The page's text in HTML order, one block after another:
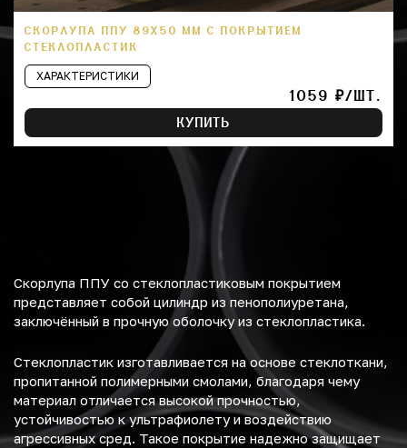
СКОРЛУПА ППУ 89Х50 ММ С ПОКРЫТИЕМ
СТЕКЛОПЛАСТИК
ХАРАКТЕРИСТИКИ
1059 ₽/ШТ.
КУПИТЬ
Скорлупа ППУ со стеклопластиковым покрытием
представляет собой цилиндр из пенополиуретана,
заключённый в прочную оболочку из стеклопластика.
Стеклопластик изготавливается на основе стеклоткани,
пропитанной полимерными смолами, благодаря чему
материал отличается высокой прочностью,
устойчивостью к ультрафиолету и воздействию
агрессивных сред. Такое покрытие надежно защищает